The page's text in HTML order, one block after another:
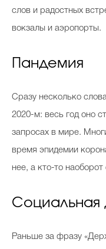
слов и радостных
вокзалы и аэропорты.
Пандемия
Сразу несколько
2020-м: весь год оно
запросах в мире.
время эпидемии
нее, а кто-то
Социальная
Раньше за фразу